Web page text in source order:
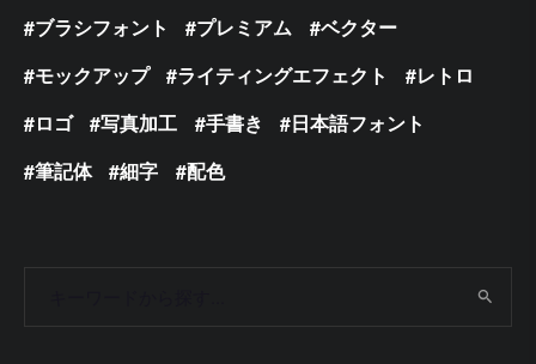
ブラシフォント
プレミアム
ベクター
モックアップ
ライティングエフェクト
レトロ
ロゴ
写真加工 手書き
日本語フォント
筆記体
細字 配色